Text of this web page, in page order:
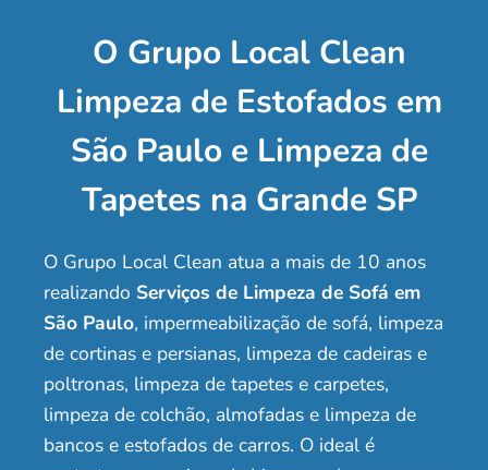
O Grupo Local Clean
Limpeza de Estofados em
São Paulo e Limpeza de
Tapetes na Grande SP
O Grupo Local Clean atua a mais de 10 anos
realizando Serviços de Limpeza de Sofá em
São Paulo, impermeabilização de sofá, limpeza
de cortinas e persianas, limpeza de cadeiras e
poltronas, limpeza de tapetes e carpetes,
limpeza de colchão, almofadas e limpeza de
bancos e estofados de carros. O ideal é